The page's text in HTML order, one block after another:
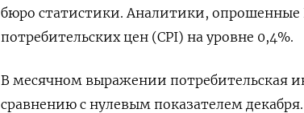
бюро статистики. Аналитики, опрошенные
потребительских цен (CPI) на уровне 0,4%.
В месячном выражении потребительская
сравнению с нулевым показателем